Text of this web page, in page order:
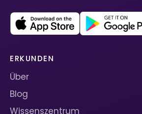
ERKUNDEN
Über
Blog
Wissenszentrum